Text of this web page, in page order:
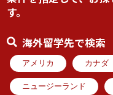
す。
海外留学先で検索
アメリカ カナダ
ニュージーランド